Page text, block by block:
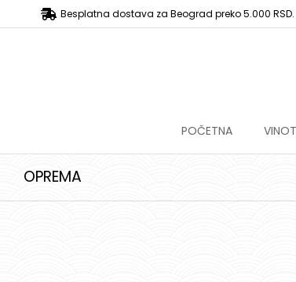
Besplatna dostava za Beograd preko 5.000 RSD.
POČETNA
OPREMA